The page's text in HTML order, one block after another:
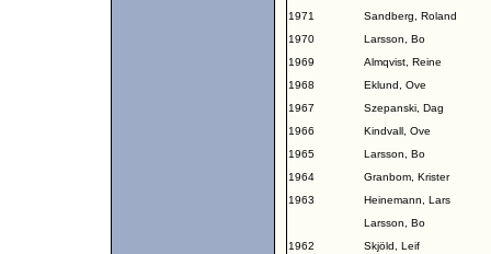
1971
Sandberg, Roland
1970
Larsson, Bo
1969
Almqvist, Reine
1968
Eklund, Ove
1967
Szepanski, Dag
1966
Kindvall, Ove
1965
Larsson, Bo
1964
Granbom, Krister
1963
Heinemann, Lars
Larsson, Bo
1962
Skjöld, Leif